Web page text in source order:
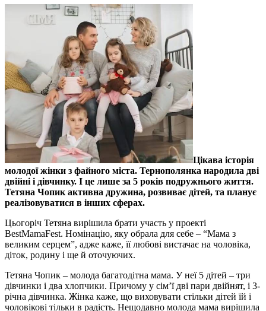
Цікава історія
молодої жінки з файного міста. Тернополянка народила дві
двійні і дівчинку. І це лише за 5 років подружнього життя.
Тетяна Чопик активна дружина, розвиває дітей, та планує
реалізовуватися в інших сферах.
Цьогоріч Тетяна вирішила брати участь у проекті
BestMamaFest. Номінацію, яку обрала для себе – “Мама з
великим серцем”, адже каже, її любові вистачає на чоловіка,
діток, родину і ще й оточуючих.
Тетяна Чопик – молода багатодітна мама. У неї 5 дітей – три
дівчинки і два хлопчики. Причому у сім’ї дві пари двійнят, і 3-
річна дівчинка. Жінка каже, що виховувати стільки дітей їй і
чоловікові тільки в радість. Нещодавно молода мама вирішила